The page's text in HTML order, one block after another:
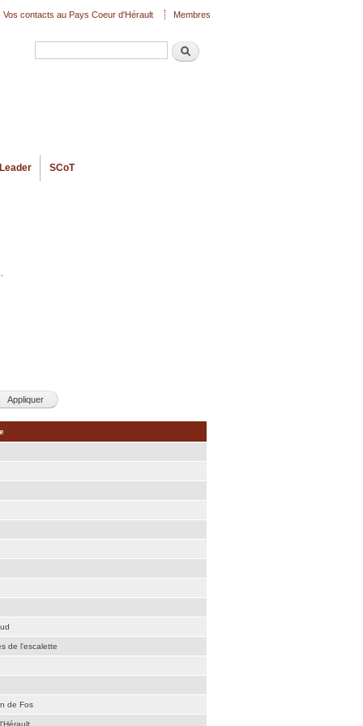
Recherche
Leader SCoT
Vos contacts au Pays Coeur d'Hérault Membres
de l'escalette
de Fos